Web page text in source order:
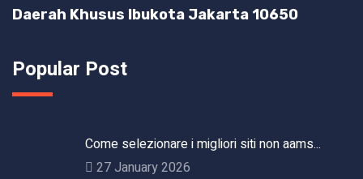
Daerah Khusus Ibukota Jakarta 10650
Popular Post
Come selezionare i migliori siti non aams...
27 January 2026